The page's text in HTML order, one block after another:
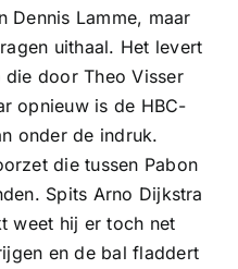
Dennis Lamme, maar
uithaal. Het levert
door Theo Visser
opnieuw is de HBC-
onder de indruk.
die tussen Pabon
Spits Arno Dijkstra
weet hij er toch net
en de bal fladdert